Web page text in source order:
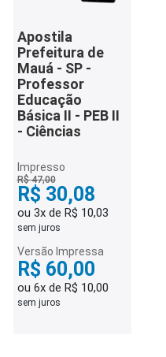
Apostila
Prefeitura de
Mauá - SP -
Professor
Educação
Básica II - PEB II
- Ciências
Impresso
R$ 47,00
R$ 30,08
ou 3x de R$ 10,03
sem juros
Versão Impressa
R$ 60,00
ou 6x de R$ 10,00
sem juros